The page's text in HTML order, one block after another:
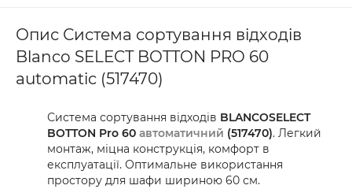
Опис Система сортування відходів
Blanco SELECT BOTTON PRO 60
automatic (517470)
Система сортування відходів BLANCOSELECT
BOTTON Pro 60 автоматичний (517470). Легкий
монтаж, міцна конструкція, комфорт в
експлуатації. Оптимальне використання
простору для шафи шириною 60 см.